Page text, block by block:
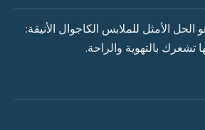
الأمثل للملابس الكاجوال الأنيقة:
تشعرك بالتهوية والراحة.